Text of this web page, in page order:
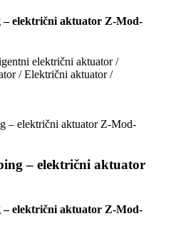
– električni aktuator Z-Mod-
električni aktuator /
/ Električni aktuator /
– električni aktuator
– električni aktuator Z-Mod-